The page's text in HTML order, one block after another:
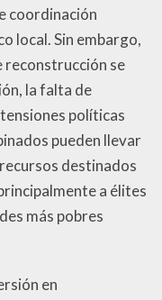
coordinación
local. Sin embargo,
reconstrucción se
la falta de
políticas
pueden llevar
destinados
a élites
más pobres
en